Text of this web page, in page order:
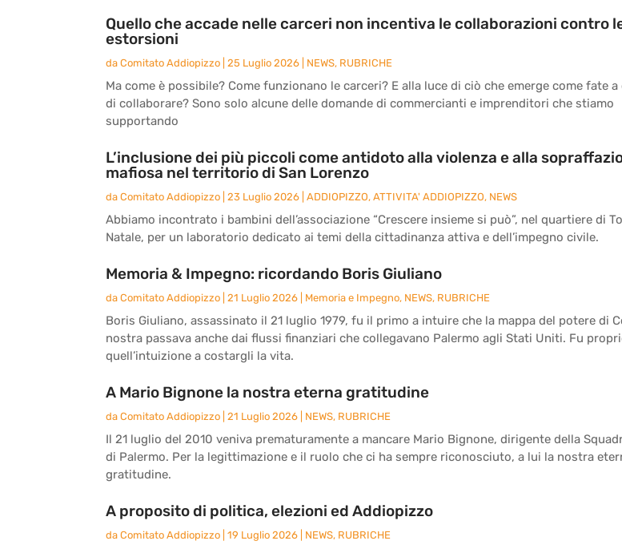
Quello che accade nelle carceri non incentiva le collaborazioni contro
estorsioni
da Comitato Addiopizzo 25 Luglio 2026 NEWS, RUBRICHE
Ma come è possibile? Come funzionano le carceri? E alla luce di ciò che emerge come fate a
di collaborare? Sono solo alcune delle domande di commercianti e imprenditori che stiamo
supportando
L’inclusione dei più piccoli come antidoto alla violenza e alla
mafiosa nel territorio di San Lorenzo
da Comitato Addiopizzo 23 Luglio 2026 ADDIOPIZZO, ATTIVITA' ADDIOPIZZO, NEWS
Abbiamo incontrato i bambini dell’associazione “Crescere insieme si può”, nel quartiere di
Natale, per un laboratorio dedicato ai temi della cittadinanza attiva e dell’impegno civile.
Memoria & Impegno: ricordando Boris Giuliano
da Comitato Addiopizzo 21 Luglio 2026 Memoria e Impegno, NEWS, RUBRICHE
Boris Giuliano, assassinato il 21 luglio 1979, fu il primo a intuire che la mappa del potere di
nostra passava anche dai flussi finanziari che collegavano Palermo agli Stati Uniti. Fu
quell’intuizione a costargli la vita.
A Mario Bignone la nostra eterna gratitudine
da Comitato Addiopizzo 21 Luglio 2026 NEWS, RUBRICHE
Il 21 luglio del 2010 veniva prematuramente a mancare Mario Bignone, dirigente della
di Palermo. Per la legittimazione e il ruolo che ci ha sempre riconosciuto, a lui la nostra
gratitudine.
A proposito di politica, elezioni ed Addiopizzo
da Comitato Addiopizzo 19 Luglio 2026 NEWS, RUBRICHE